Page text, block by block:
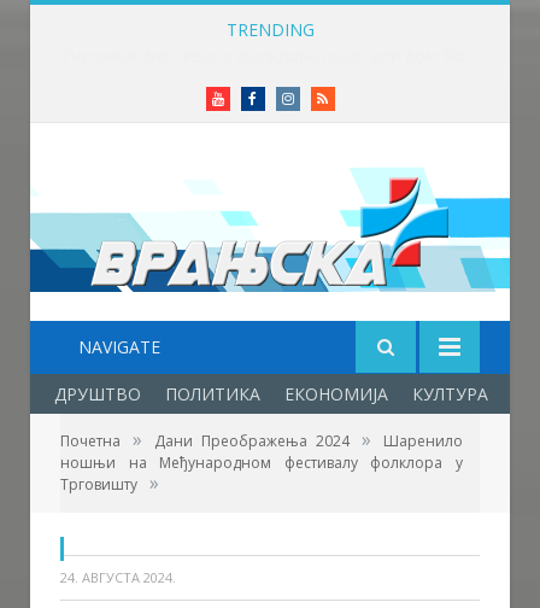
TRENDING
YoutubeFacebookInstagram
RSS
NAVIGATE
ДРУШТВО ПОЛИТИКА ЕКОНОМИЈА КУЛТУРА
Почетна » Дани Преображења 2024 »
Шаренило
ношњи на Међународном фестивалу фолклора у
Трговишту »
Фото: Врањска плус
24. АВГУСТА 2024.